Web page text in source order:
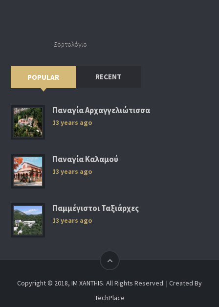
Εορτολόγιο
POPULAR RECENT
Παναγία Αρχαγγελιώτισσα
13 years ago
Παναγία Καλαμού
13 years ago
Παμμέγιστοι Ταξιάρχες
13 years ago
Copyright © 2018, IM XANTHIS. All Rights Reserved. | Created By
TechPlace